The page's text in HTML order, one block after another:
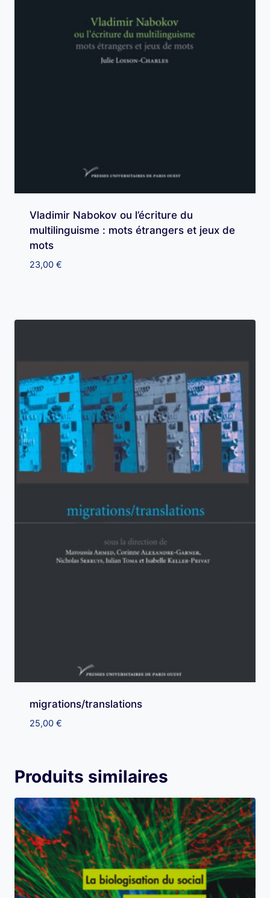
Vladimir Nabokov ou l’écriture du
multilinguisme : mots étrangers et jeux de
mots
23,00 €
migrations/translations
25,00 €
Produits similaires